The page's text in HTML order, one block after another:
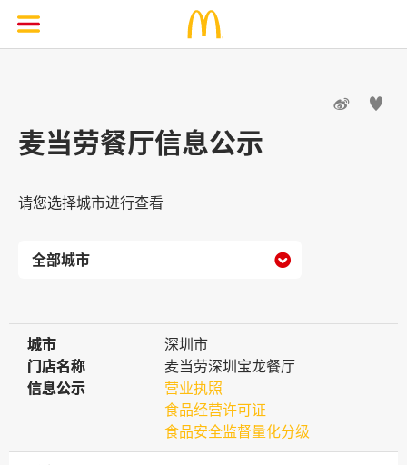
 
麦当劳餐厅信息公示
请您选择城市进行查看

城市
城市
深圳市
门店名称
门店名称
麦当劳深圳宝龙餐厅
信息公示
信息公示
营业执照
食品经营许可证
食品安全监督量化分级